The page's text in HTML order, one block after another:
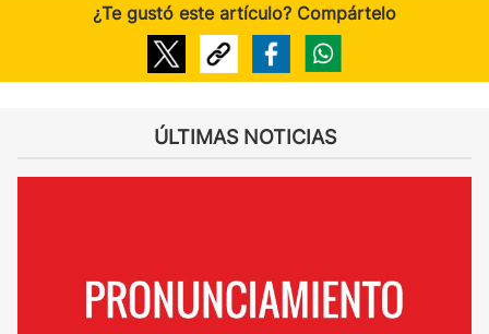
¿Te gustó este artículo? Compártelo
ÚLTIMAS NOTICIAS